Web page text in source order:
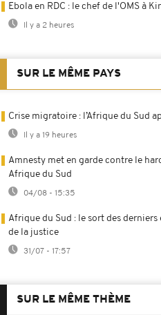
Ebola en RDC : le chef de l'OMS à
Il y a 2 heures
SUR LE MÊME PAYS
Crise migratoire : l’Afrique du Sud
Il y a 19 heures
Amnesty met en garde contre le
Afrique du Sud
04/08 - 15:35
Afrique du Sud : le sort des
de la justice
31/07 - 17:57
SUR LE MÊME THÈME